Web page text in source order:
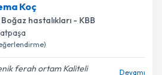
Koç
hastalıkları - KBB
ferah ortam Kaliteli
Devamı